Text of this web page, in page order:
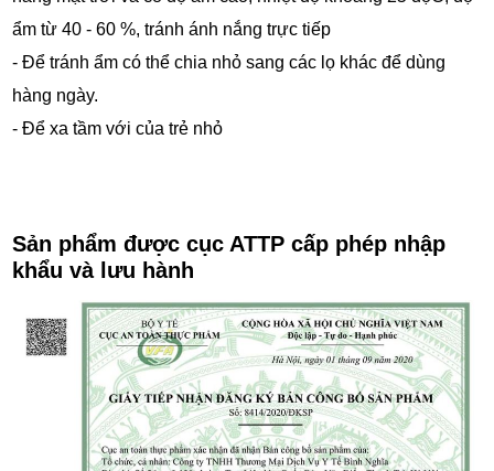
ẩm từ 40 - 60 %, tránh ánh nắng trực tiếp
- Để tránh ẩm có thể chia nhỏ sang các lọ khác để dùng
hàng ngày.
- Để xa tầm với của trẻ nhỏ
Sản phẩm được cục ATTP cấp phép nhập
khẩu và lưu hành